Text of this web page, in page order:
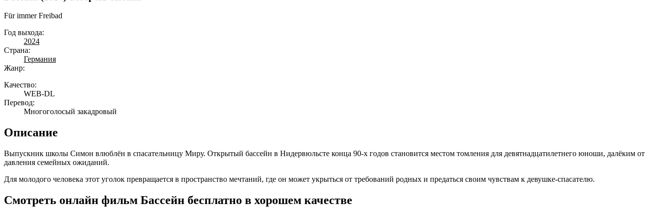
Für immer Freibad
Год выхода:
2024
Страна:
Германия
Жанр:
Качество:
WEB-DL
Перевод:
Многоголосый закадровый
Описание
Выпускник школы Симон влюблён в спасательницу Миру. Открытый бассейн в Нидервюльсте конца 90-х годов становится местом томления для девятнадцатилетнего юноши, далёким от
давления семейных ожиданий.
Для молодого человека этот уголок превращается в пространство мечтаний, где он может укрыться от требований родных и предаться своим чувствам к девушке-спасателю.
Смотреть онлайн фильм Бассейн бесплатно в хорошем качестве